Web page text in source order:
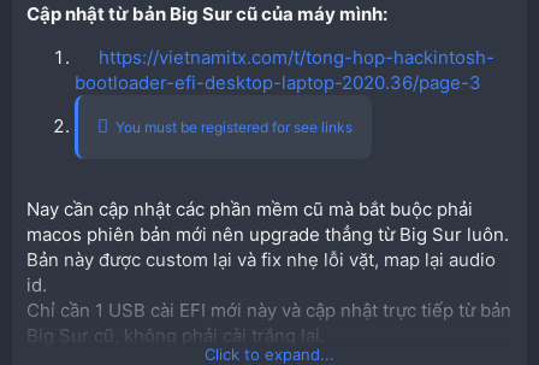
Cập nhật từ bản Big Sur cũ của máy mình:
https://vietnamitx.com/t/tong-hop-hackintosh-
bootloader-efi-desktop-laptop-2020.36/page-3
You must be registered for see links
Nay cần cập nhật các phần mềm cũ mà bắt buộc phải
macos phiên bản mới nên upgrade thẳng từ Big Sur luôn.
Bản này được custom lại và fix nhẹ lỗi vặt, map lại audio
id.
Chỉ cần 1 USB cài EFI mới này và cập nhật trực tiếp từ bản
Big Sur cũ, không phải cài trắng lại.
Click to expand...